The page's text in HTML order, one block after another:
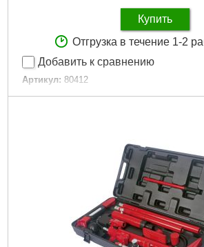
Купить
Отгрузка в течение 1-2
Добавить к сравнению
Артикул: 80412
Код товара: 20.94.52
Количество элементов [шт.]: 12
Подробнее...